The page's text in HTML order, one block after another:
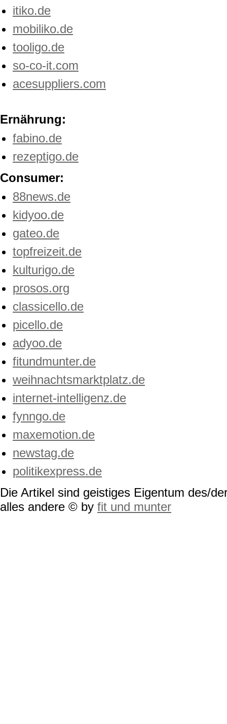
itiko.de
mobiliko.de
tooligo.de
so-co-it.com
acesuppliers.com
Ernährung:
fabino.de
rezeptigo.de
Consumer:
88news.de
kidyoo.de
gateo.de
topfreizeit.de
kulturigo.de
prosos.org
classicello.de
picello.de
adyoo.de
fitundmunter.de
weihnachtsmarktplatz.de
internet-intelligenz.de
fynngo.de
maxemotion.de
newstag.de
politikexpress.de
Die Artikel sind geistiges Eigentum des/
alles andere © by fit und munter